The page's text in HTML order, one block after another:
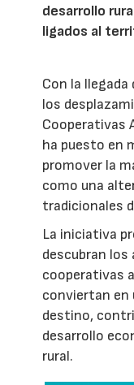
desarrollo
ligados al
Con la
los
Cooperativas
ha puesto en
promover la
como una
tradicionales
La iniciativa
descubran
cooperativas
conviertan en
destino,
desarrollo
rural.